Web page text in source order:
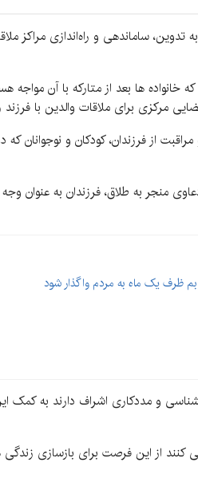
افزود: به موجب ماده ۴۱ قانون، قوه قضاییه مکلف به تدوین، ساماندهی
ها بعد از متارکه با آن مواجه
مرکزی برای ملاقات والدین با فرزند
از فرزندان، کودکان و نوجوانان
به طلاق، فرزندان به عنوان وجه
ظرف یک ماه به مردم واگذار شود
و مددکاری اشراف دارند به کمک
کنند از این فرصت برای بازسازی